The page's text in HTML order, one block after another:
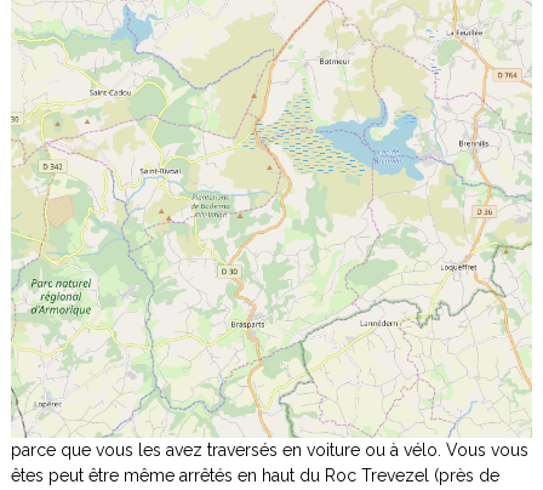
s
s
n
t
i
e
s
"
.
P
y
t
h
a
g
r
e
,
parce que vous les avez traversés en voiture ou à vélo. Vous vous
êtes peut être même arrêtés en haut du Roc Trevezel (près de